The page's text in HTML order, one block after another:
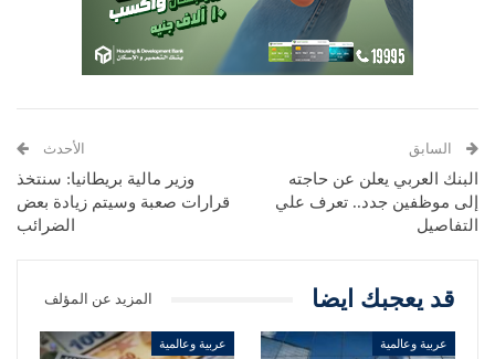
السابق
البنك العربي يعلن عن حاجته
إلى موظفين جدد‏.. تعرف علي
التفاصيل
الأحدث
وزير مالية بريطانيا: سنتخذ
قرارات صعبة وسيتم زيادة بعض
الضرائب
قد يعجبك ايضا المزيد عن المؤلف
عربية وعالمية عربية وعالمية